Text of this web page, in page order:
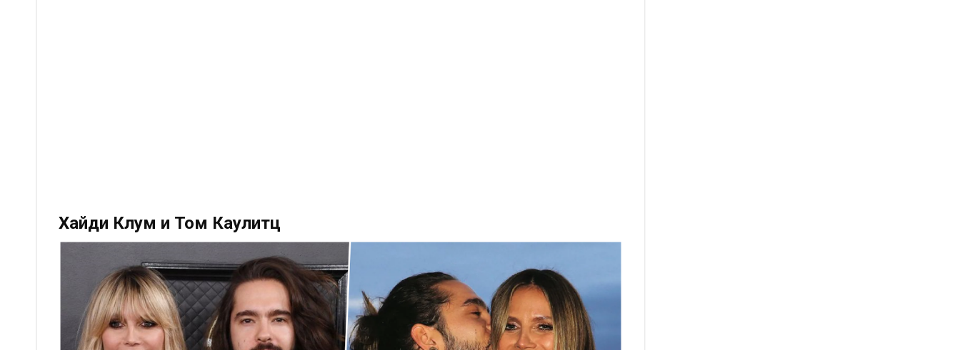
Хайди Клум и Том Каулитц